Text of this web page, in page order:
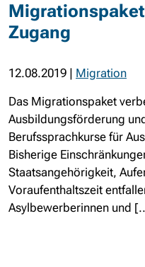
Zugang
12.08.2019 | Migration
Das Migrationspaket
Ausbildungsförderung
Berufssprachkurse für
Bisherige
Staatsangehörigkeit,
Voraufenthaltszeit
Asylbewerberinnen und